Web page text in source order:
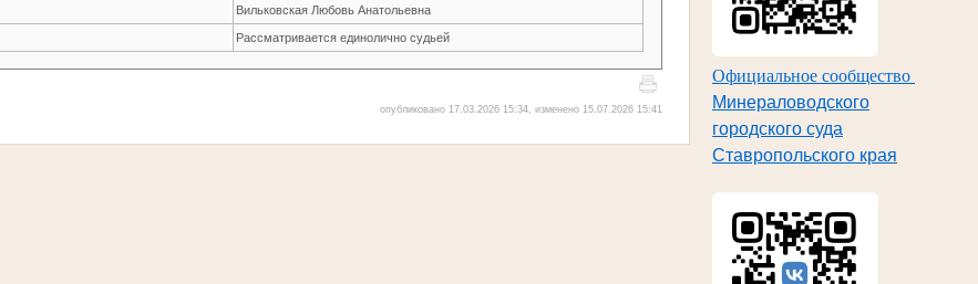
Официальное сообщество
Минераловодского
городского суда
Ставропольского края
Вильковская Любовь Анатольевна
Рассматривается единолично судьей
опубликовано 17.03.2026 15:34, изменено 15.07.2026 15:41